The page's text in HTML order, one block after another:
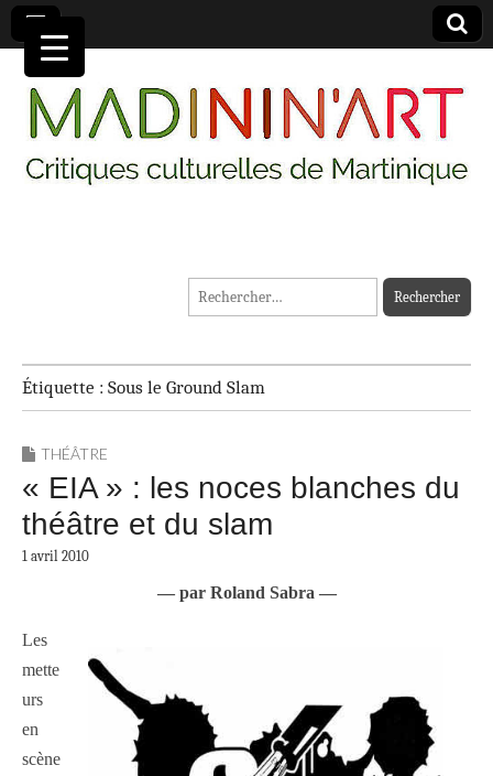
MADININ'ART
Rechercher :
Étiquette : Sous le Ground Slam
THÉÂTRE
« EIA » : les noces blanches du
théâtre et du slam
1 avril 2010
— par Roland Sabra —
Les
mette
urs
en
scène